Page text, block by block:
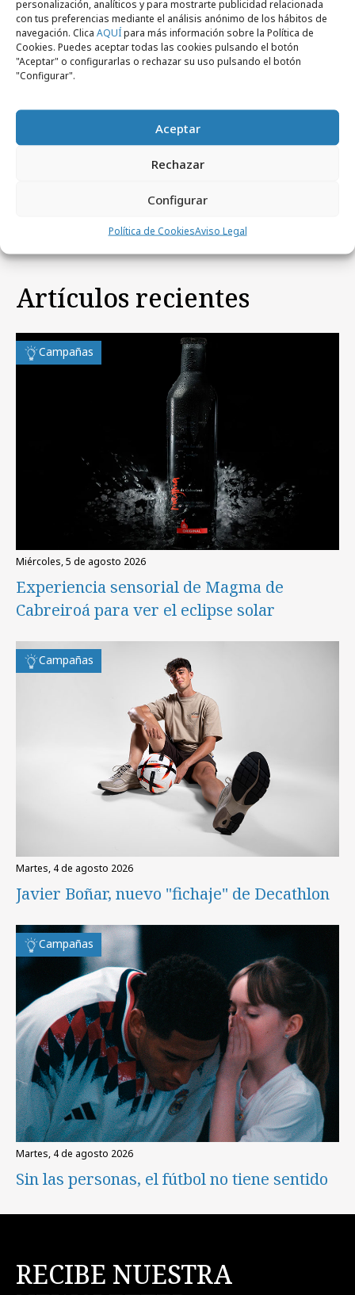
personalización, analíticos y para mostrarte publicidad relacionada
con tus preferencias mediante el análisis anónimo de los hábitos de
navegación. Clica AQUÍpara más información sobre la Política de
Cookies. Puedes aceptar todas las cookies pulsando el botón
"Aceptar" o configurarlas o rechazar su uso pulsando el botón
"Configurar".
Aceptar
Rechazar
Configurar
Política de CookiesAviso Legal
Artículos recientes
Campañas
miércoles, 5 de agosto 2026
Experiencia sensorial de Magma de
Cabreiroá para ver el eclipse solar
Campañas
martes, 4 de agosto 2026
Javier Boñar, nuevo "fichaje" de Decathlon
Campañas
martes, 4 de agosto 2026
Sin las personas, el fútbol no tiene sentido
RECIBE NUESTRA